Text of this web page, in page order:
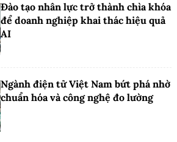
Đào tạo nhân lực trở thành chìa khóa
để doanh nghiệp khai thác hiệu quả
AI
Ngành điện tử Việt Nam bứt phá nhờ
chuẩn hóa và công nghệ đo lường